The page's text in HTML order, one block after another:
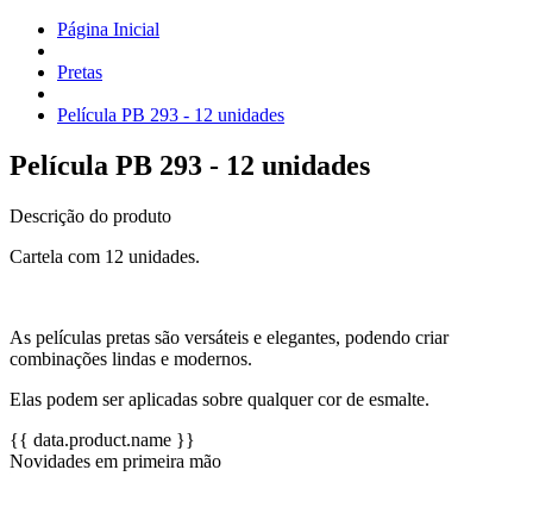
Página Inicial
Pretas
Película PB 293 - 12 unidades
Película PB 293 - 12 unidades
Descrição do produto
Cartela com 12 unidades.
As películas pretas são versáteis e elegantes, podendo criar
combinações lindas e modernos.
Elas podem ser aplicadas sobre qualquer cor de esmalte.
{{ data.product.name }}
Novidades em primeira mão